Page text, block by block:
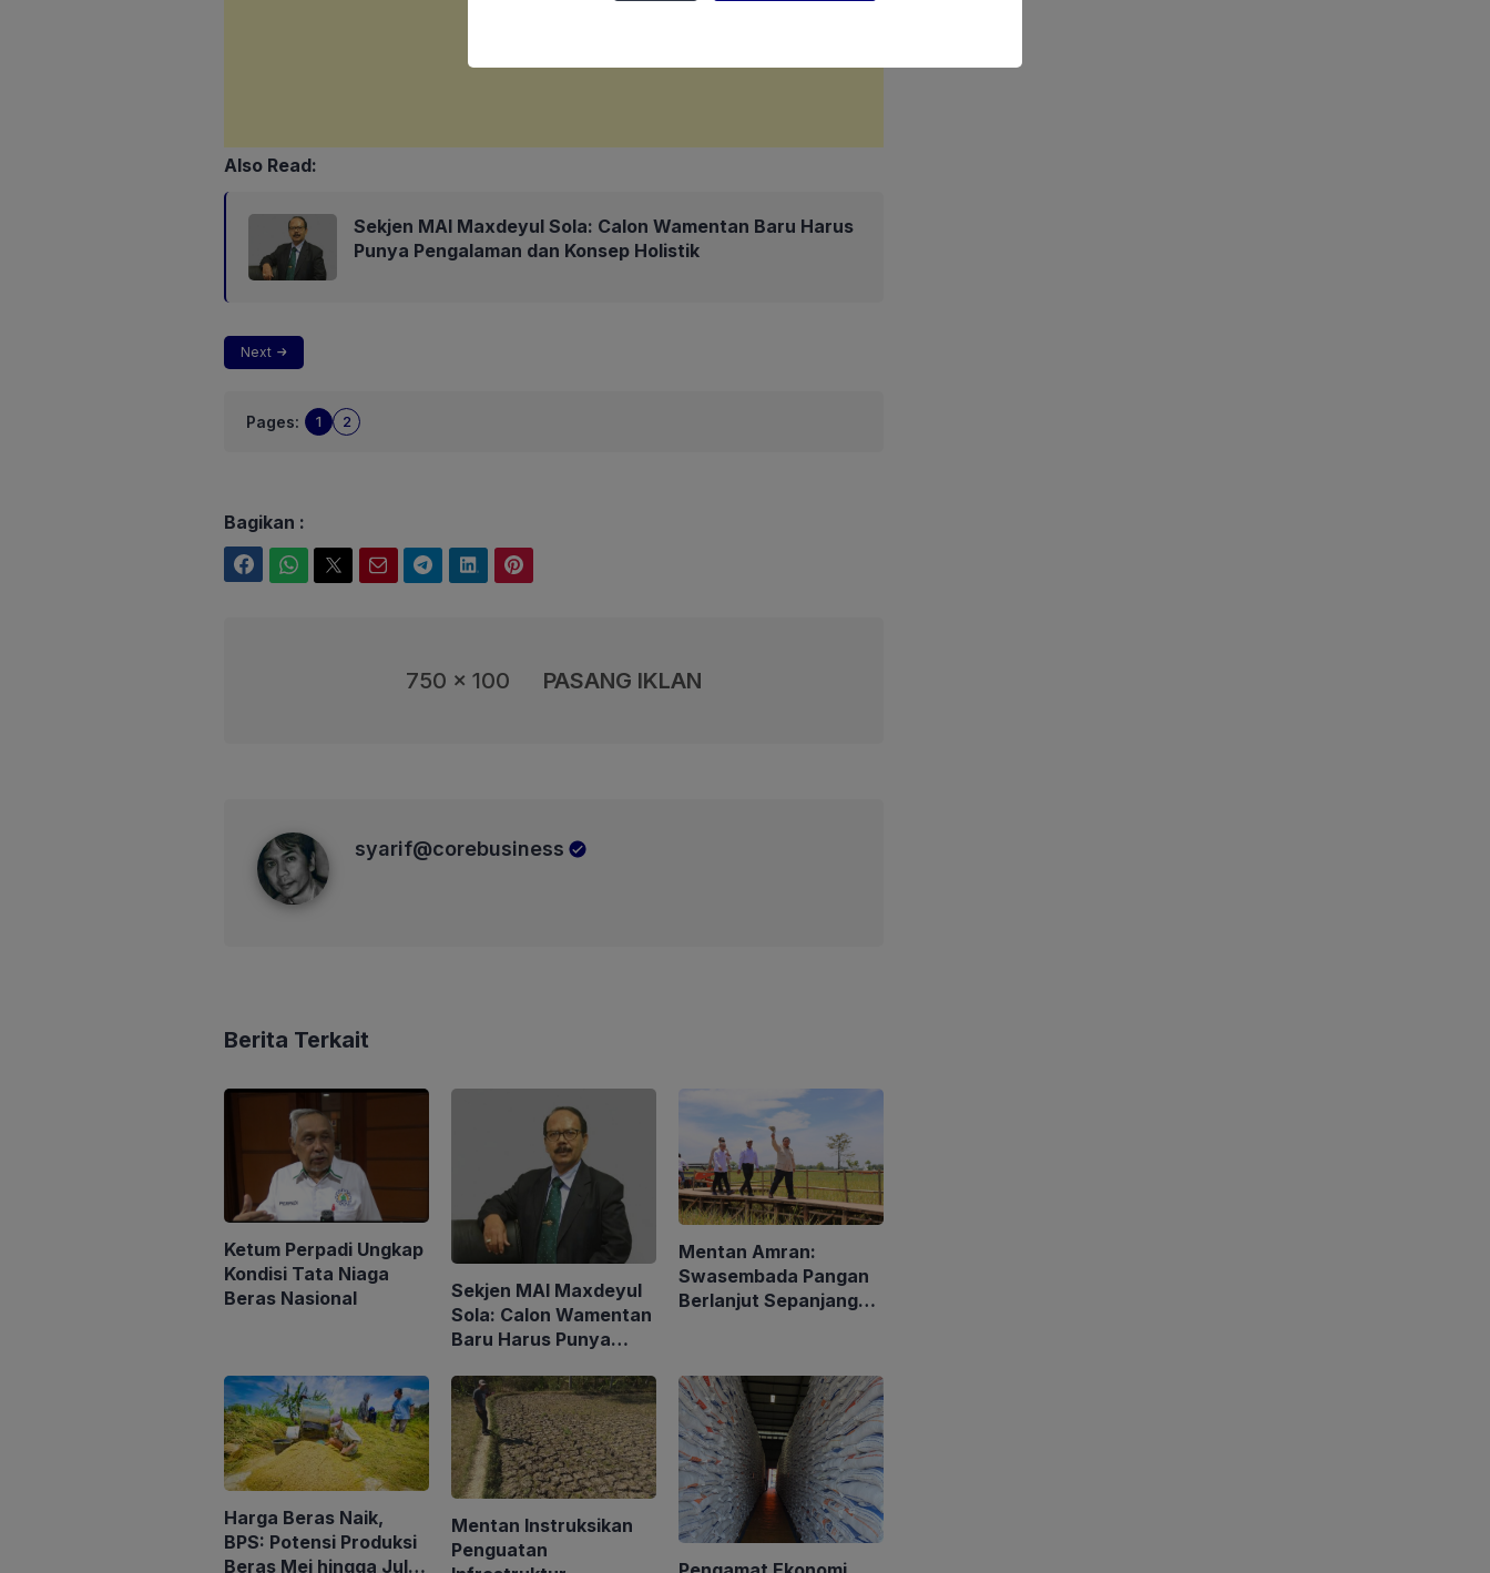
Also Read:
Sekjen MAI Maxdeyul Sola: Calon Wamentan Baru Harus
Punya Pengalaman dan Konsep Holistik
Next
Pages: 1 2
Bagikan :
750 x 100 PASANG IKLAN
syarif@corebusiness
Berita Terkait
Ketum Perpadi Ungkap
Kondisi Tata Niaga
Beras Nasional
Sekjen MAI Maxdeyul
Sola: Calon Wamentan
Baru Harus Punya
Konsep Holistik
Mentan Amran:
Swasembada Pangan
Berlanjut Sepanjang
Harga Beras Naik,
BPS: Potensi Produksi
Beras Mei hingga Juli
Mentan Instruksikan
Penguatan